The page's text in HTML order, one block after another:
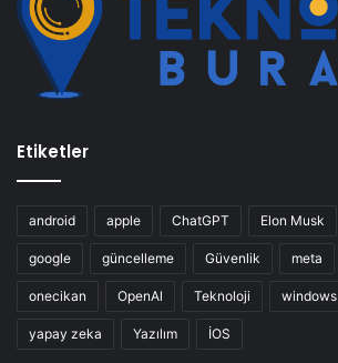
Etiketler
android apple ChatGPT Elon Musk
google güncelleme Güvenlik meta
onecikan OpenAl Teknoloji windows
yapay zeka Yazılım İOS